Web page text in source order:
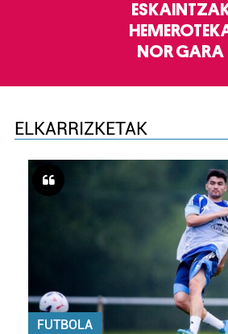
NOR GARA
ELKARRIZKETAK
FUTBOLA